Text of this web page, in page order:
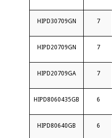
HIPD30709GN 7
HIPD20709GN 7
HIPD20709GA 7
HIPD8060435GB 6
HIPD80640GB 6